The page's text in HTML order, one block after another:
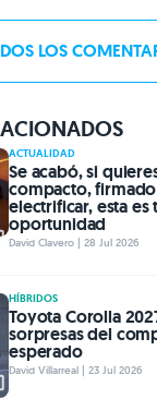
LOS
ACTUALIDAD
Se acabó, si
compacto,
electrificar, esta es
oportunidad
David Clavero | 28 Jul 2026
HÍBRIDOS
Toyota Corolla
sorpresas del
esperado
David Villarreal | 23 Jul 2026